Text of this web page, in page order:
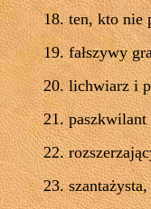
18. ten, kto nie
19. fałszywy
20. lichwiarz i
21. paszkwilant
22.
23. szantażysta,